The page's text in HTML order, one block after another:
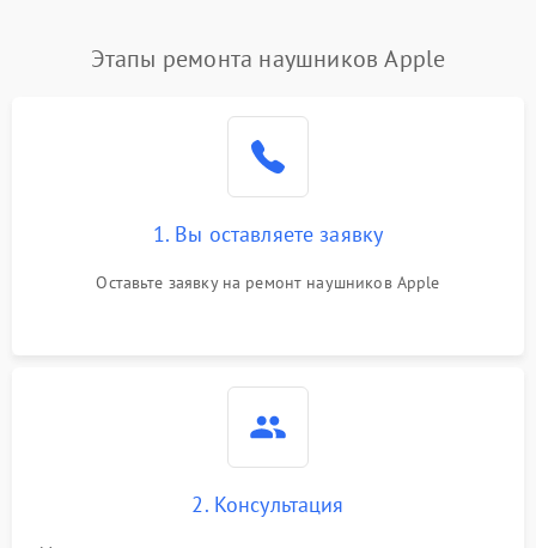
Этапы ремонта наушников Apple
1. Вы оставляете заявку
Оставьте заявку на ремонт наушников Apple
2. Консультация